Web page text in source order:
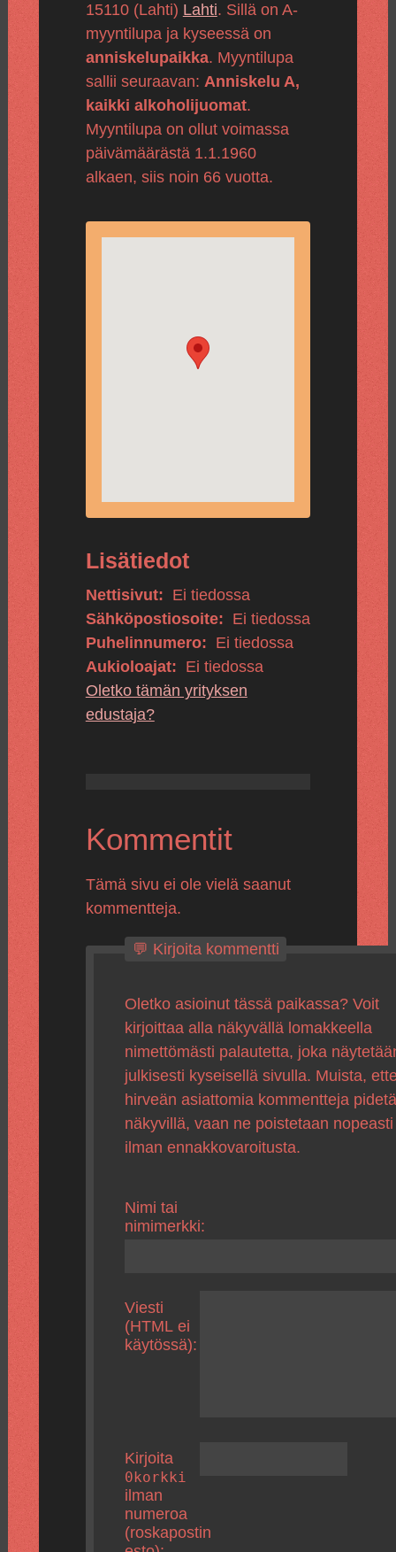
15110 (Lahti) Lahti. Sillä on A-
myyntilupa ja kyseessä on
anniskelupaikka. Myyntilupa
sallii seuraavan: Anniskelu A,
kaikki alkoholijuomat.
Myyntilupa on ollut voimassa
päivämäärästä 1.1.1960
alkaen, siis noin 66 vuotta.
Lisätiedot
Nettisivut: Ei tiedossa
Sähköpostiosoite: Ei tiedossa
Puhelinnumero: Ei tiedossa
Aukioloajat: Ei tiedossa
Oletko tämän yrityksen
edustaja?
Kommentit
Tämä sivu ei ole vielä saanut
kommentteja.
💬 Kirjoita kommentti
Oletko asioinut tässä paikassa? Voit
kirjoittaa alla näkyvällä lomakkeella
nimettömästi palautetta, joka
julkisesti kyseisellä sivulla. Muista,
hirveän asiattomia kommentteja pidetä
näkyvillä, vaan ne poistetaan
ilman ennakkovaroitusta.
Nimi tai
nimimerkki:
Viesti
(HTML ei
käytössä):
Kirjoita
0korkki
ilman
numeroa
(roskapostin